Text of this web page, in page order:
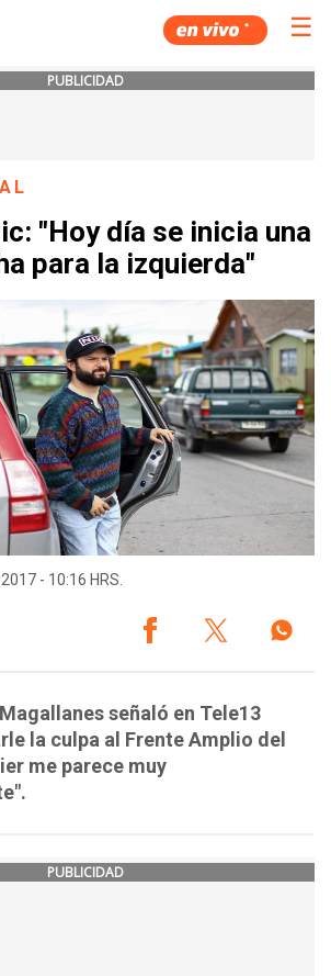
☰
PUBLICIDAD
"Hoy día se inicia una
para la izquierda"
2017 - 10:16 HRS.
señaló en Tele13
la culpa al Frente Amplio del
me parece muy
PUBLICIDAD